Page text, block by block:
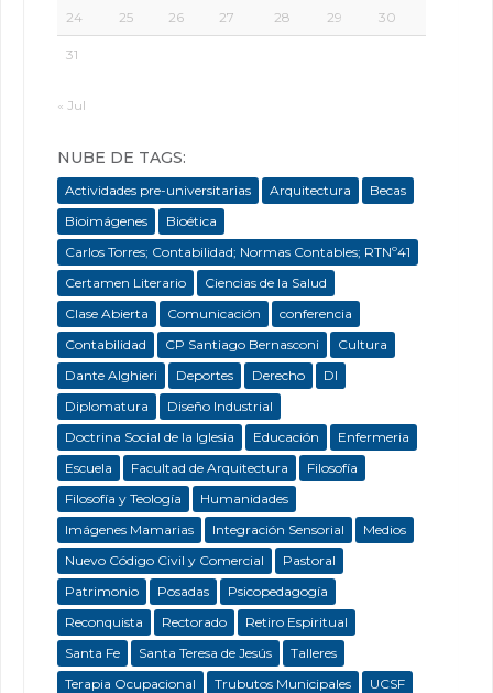
24 25 26 27 28 29 30
31
« Jul
NUBE DE TAGS:
Actividades pre-universitarias Arquitectura
Becas
Bioimágenes
Bioética
Carlos Torres; Contabilidad; Normas Contables; RTNº41
Certamen Literario
Ciencias de la Salud
Clase Abierta
Comunicación
conferencia
Contabilidad
CP Santiago Bernasconi
Cultura
Dante Alghieri
Deportes Derecho
DI
Diplomatura
Diseño Industrial
Doctrina Social de la Iglesia
Educación
Enfermeria
Escuela
Facultad de Arquitectura
Filosofía
Filosofía y Teología
Humanidades
Imágenes Mamarias
Integración Sensorial
Medios
Nuevo Código Civil y Comercial
Pastoral
Patrimonio
Posadas
Psicopedagogía
Reconquista
Rectorado
Retiro Espiritual
Santa Fe
Santa Teresa de Jesús
Talleres
Terapia Ocupacional
Trubutos Municipales UCSF